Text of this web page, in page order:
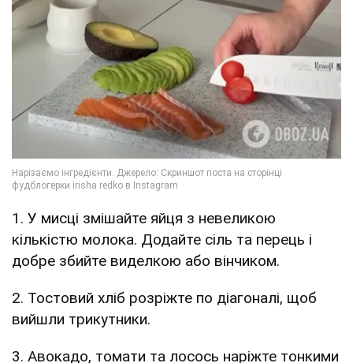
1. У мисці змішайте яйця з невеликою
кількістю молока. Додайте сіль та перець і
добре збийте виделкою або вінчиком.
2. Тостовий хліб розріжте по діагоналі, щоб
вийшли трикутники.
3. Авокадо, томати та лосось наріжте тонкими